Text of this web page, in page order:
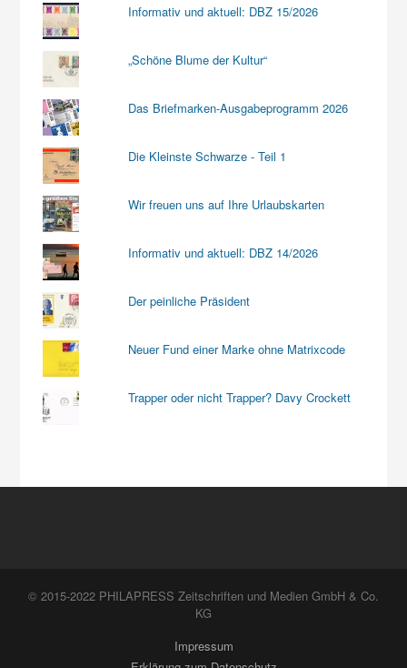
Informativ und aktuell: DBZ 15/2026
„Schöne Blume der Kultur“
Das Briefmarken-Ausgabeprogramm 2026
Die Kleinste Schwarze - Teil 1
Wir freuen uns auf Ihre Urlaubskarten
Informativ und aktuell: DBZ 14/2026
Der peinliche Präsident
Neuer Fund einer Marke ohne Matrixcode
Trapper oder nicht Trapper? Davy Crockett
© 2015-2022 PHILAPRESS Zeitschriften und Medien GmbH & Co.
KG
Impressum